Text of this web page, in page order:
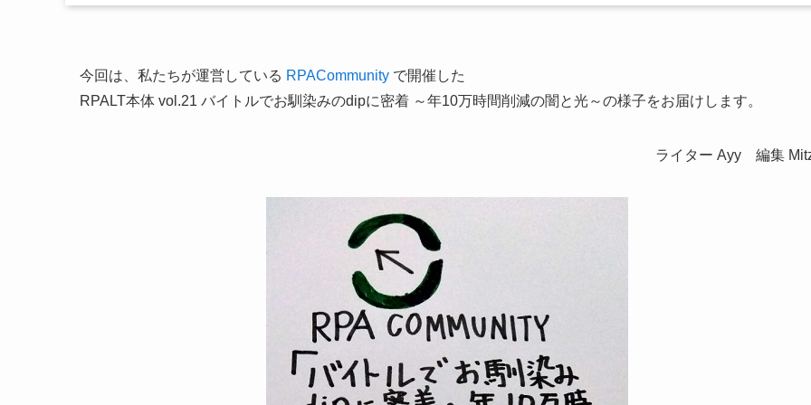
今回は、私たちが運営している RPACommunity で開催した
RPALT本体 vol.21 バイトルでお馴染みのdipに密着 ～年10万時間削減の闇と光～の様子をお届けします。
ライター Ayy 編集